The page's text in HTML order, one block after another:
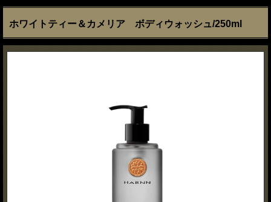
ホワイトティー＆カメリア ボディウォッシュ/250ml